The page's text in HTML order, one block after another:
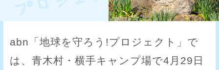
abn「地球を守ろう!プロジェクト」で
は、青木村・横手キャンプ場で4月29日